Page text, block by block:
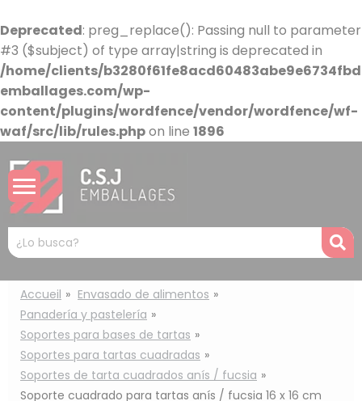
Deprecated: preg_replace(): Passing null to parameter
#3 ($subject) of type array|string is deprecated in
/home/clients/
emballages.com/wp-
content/plugins/wordfence/vendor/wordfence/wf-
waf/src/lib/rules.phpon line 1896
Mots
clés
:
Accueil
Envasado de alimentos
Panadería y pastelería
Soportes para bases de tartas
Soportes para tartas cuadradas
Soportes de tarta cuadrados anís / fucsia
Soporte cuadrado para tartas anís / fucsia 16 x 16 cm